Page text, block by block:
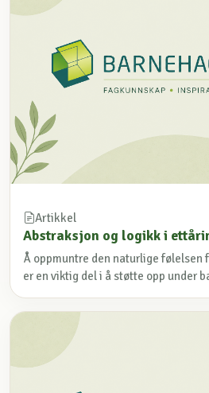
Artikkel
Abstraksjon og logikk i
Å oppmuntre den naturlige følelsen
er en viktig del i å støtte opp under